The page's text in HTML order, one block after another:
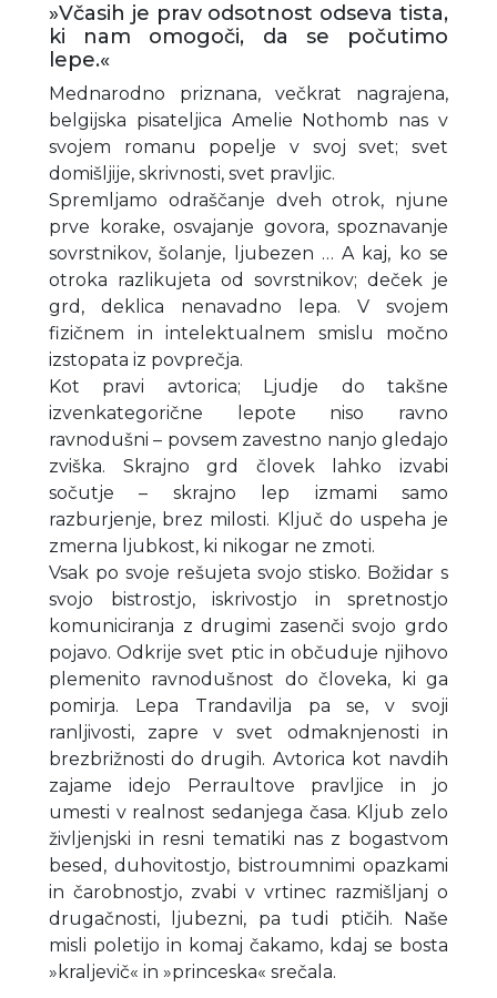
»Včasih je prav odsotnost odseva tista,
ki nam omogoči, da se počutimo
lepe.«
Mednarodno priznana, večkrat nagrajena,
belgijska pisateljica Amelie Nothomb nas v
svojem romanu popelje v svoj svet; svet
domišljije, skrivnosti, svet pravljic.
Spremljamo odraščanje dveh otrok, njune
prve korake, osvajanje govora, spoznavanje
sovrstnikov, šolanje, ljubezen … A kaj, ko se
otroka razlikujeta od sovrstnikov; deček je
grd, deklica nenavadno lepa. V svojem
fizičnem in intelektualnem smislu močno
izstopata iz povprečja.
Kot pravi avtorica; Ljudje do takšne
izvenkategorične lepote niso ravno
ravnodušni – povsem zavestno nanjo gledajo
zviška. Skrajno grd človek lahko izvabi
sočutje – skrajno lep izmami samo
razburjenje, brez milosti. Ključ do uspeha je
zmerna ljubkost, ki nikogar ne zmoti.
Vsak po svoje rešujeta svojo stisko. Božidar s
svojo bistrostjo, iskrivostjo in spretnostjo
komuniciranja z drugimi zasenči svojo grdo
pojavo. Odkrije svet ptic in občuduje njihovo
plemenito ravnodušnost do človeka, ki ga
pomirja. Lepa Trandavilja pa se, v svoji
ranljivosti, zapre v svet odmaknjenosti in
brezbrižnosti do drugih. Avtorica kot navdih
zajame idejo Perraultove pravljice in jo
umesti v realnost sedanjega časa. Kljub zelo
življenjski in resni tematiki nas z bogastvom
besed, duhovitostjo, bistroumnimi opazkami
in čarobnostjo, zvabi v vrtinec razmišljanj o
drugačnosti, ljubezni, pa tudi ptičih. Naše
misli poletijo in komaj čakamo, kdaj se bosta
»kraljevič« in »princeska« srečala.